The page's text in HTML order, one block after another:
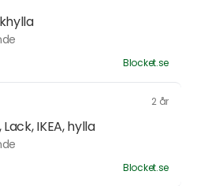
Blocket.se
2 år
IKEA, hylla
Blocket.se